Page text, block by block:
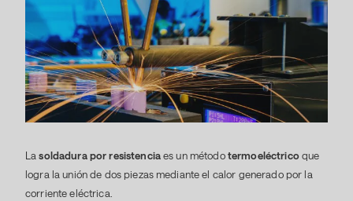
Lasoldadura por resistenciaes un métodotermoeléctricoque
logra la unión de dos piezas mediante el calor generado por la
corriente eléctrica.